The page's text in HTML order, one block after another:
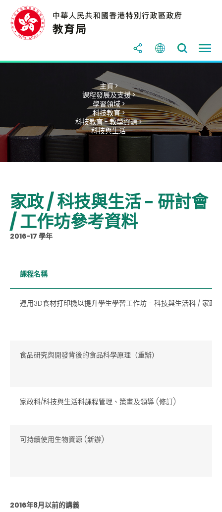
主頁 >
課程發展及支援 >
學習領域 >
科技教育 >
科技教育 - 教學資源 >
科技與生活
家政 / 科技與生活 - 研討會
/ 工作坊參考資料
2016-17 學年
課程名稱
運用3D食材打印機以提升學生學習工作坊 - 科技與生活科 / 家政
食品研究與開發背後的食品科學原理（重辦）
家政科/科技與生活科課程管理、策畫及領導 (修訂)
可持續使用生物資源 (新辦)
2016年8月以前的講義